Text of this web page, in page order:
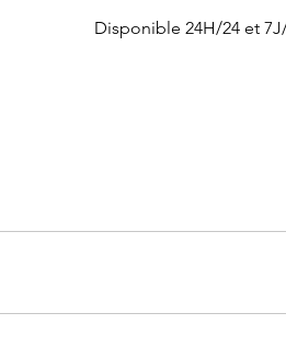
Disponible 24H/24 et